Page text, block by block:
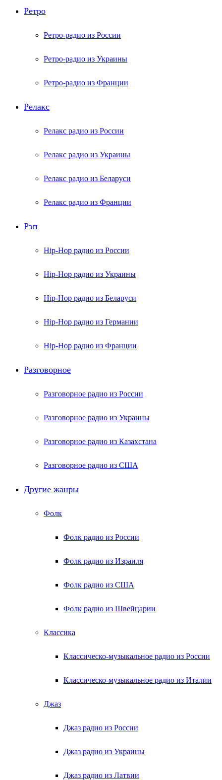
Ретро
Ретро-радио из России
Ретро-радио из Украины
Ретро-радио из Франции
Релакс
Релакс радио из России
Релакс радио из Украины
Релакс радио из Беларуси
Релакс радио из Франции
Рэп
Hip-Hop радио из России
Hip-Hop радио из Украины
Hip-Hop радио из Беларуси
Hip-Hop радио из Германии
Hip-Hop радио из Франции
Разговорное
Разговорное радио из России
Разговорное радио из Украины
Разговорное радио из Казахстана
Разговорное радио из США
Другие жанры
Фолк
Фолк радио из России
Фолк радио из Израиля
Фолк радио из США
Фолк радио из Швейцарии
Классика
Классическо-музыкальное радио из России
Классическо-музыкальное радио из Италии
Джаз
Джаз радио из России
Джаз радио из Украины
Джаз радио из Латвии